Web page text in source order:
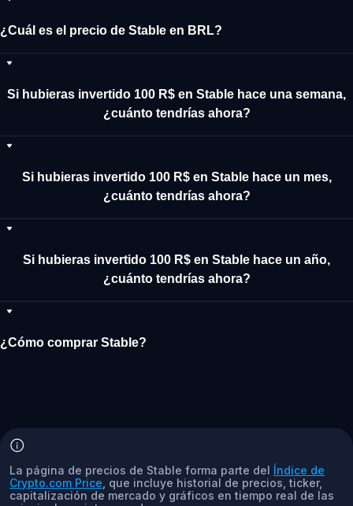
¿Cuál es el precio de Stable en BRL?
Si hubieras invertido 100 R$ en Stable hace una semana,
¿cuánto tendrías ahora?
Si hubieras invertido 100 R$ en Stable hace un mes,
¿cuánto tendrías ahora?
Si hubieras invertido 100 R$ en Stable hace un año,
¿cuánto tendrías ahora?
¿Cómo comprar Stable?
La página de precios de Stable forma parte del Índice de
Crypto.com Price , que incluye historial de precios, ticker,
capitalización de mercado y gráficos en tiempo real de las